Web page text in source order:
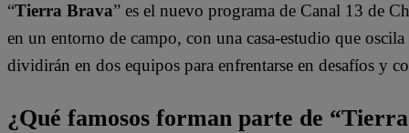
“Tierra Brava” es el nuevo programa de Canal 13 de
en un entorno de campo, con una casa-estudio que
dividirán en dos equipos para enfrentarse en desafíos y
¿Qué famosos forman parte de